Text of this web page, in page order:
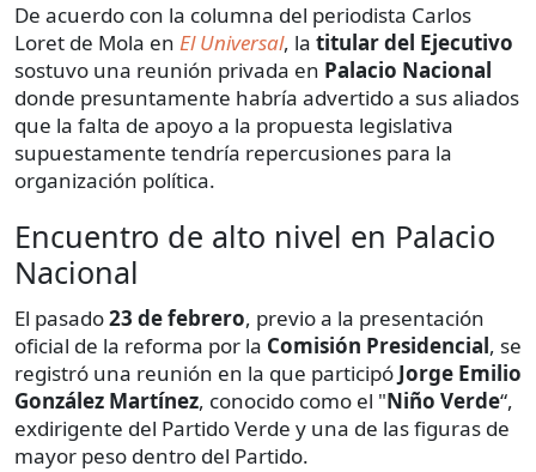
De acuerdo con la columna del periodista Carlos
Loret de Mola en El Universal, la titular del Ejecutivo
sostuvo una reunión privada en Palacio Nacional
donde presuntamente habría advertido a sus aliados
que la falta de apoyo a la propuesta legislativa
supuestamente tendría repercusiones para la
organización política.
Encuentro de alto nivel en Palacio
Nacional
El pasado23 de febrero, previo a la presentación
oficial de la reforma por la Comisión Presidencial, se
registró una reunión en la que participó Jorge Emilio
González Martínez, conocido como el "Niño Verde“,
exdirigente del Partido Verde y una de las figuras de
mayor peso dentro del Partido.